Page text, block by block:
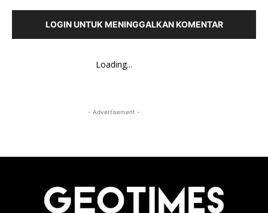
LOGIN UNTUK MENINGGALKAN KOMENTAR
Loading...
- Advertisement -